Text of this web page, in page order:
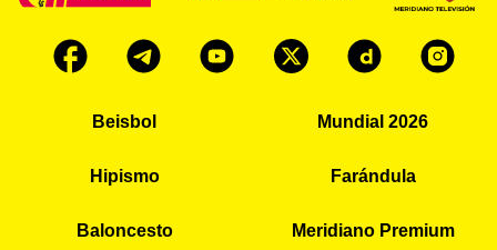
Beisbol Mundial 2026
Hipismo Farándula
Baloncesto Meridiano Premium